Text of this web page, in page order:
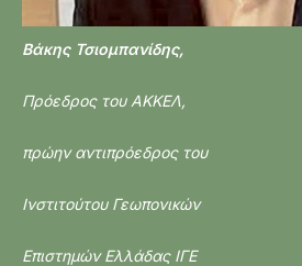
Βάκης Τσιομπανίδης,
Πρόεδρος του ΑΚΚΕΛ,
πρώην αντιπρόεδρος του
Ινστιτούτου Γεωπονικών
Επιστημών Ελλάδας ΙΓΕ